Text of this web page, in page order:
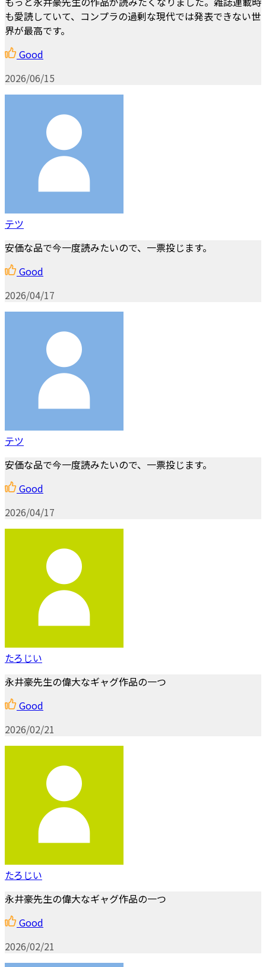
も愛読していて、コンプラの過剰な現代では発表できない世
界が最高です。
Good
2026/06/15
テツ
安価な品で今一度読みたいので、一票投じます。
Good
2026/04/17
テツ
安価な品で今一度読みたいので、一票投じます。
Good
2026/04/17
たろじい
永井豪先生の偉大なギャグ作品の一つ
Good
2026/02/21
たろじい
永井豪先生の偉大なギャグ作品の一つ
Good
2026/02/21